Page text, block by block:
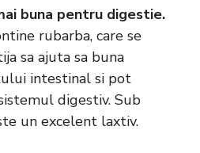
buna pentru digestie.
rubarba, care se
sa ajuta sa buna
intestinal si pot
digestiv. Sub
un excelent laxtiv.